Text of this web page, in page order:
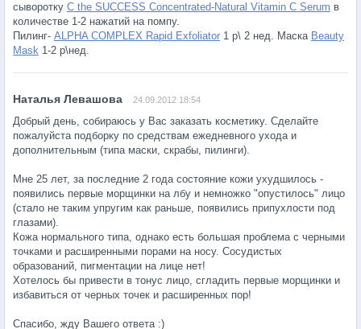
сыворотку C the SUCCESS Concentrated-Natural Vitamin C Serum в
количестве 1-2 нажатий на помпу.
Пилинг- ALPHA COMPLEX Rapid Exfoliator 1 р\ 2 нед. Маска Beauty
Mask 1-2 р\нед.
24.09.2012 18:54
Добрый день, собираюсь у Вас заказать косметику. Сделайте
пожалуйста подборку по средствам ежедневного ухода и
дополнительным (типа маски, скрабы, пилинги).
Мне 25 лет, за последние 2 года состояние кожи ухудшилось -
появились первые морщинки на лбу и немножко "опустилось" лицо
(стало не таким упругим как раньше, появились припухлости под
глазами).
Кожа нормального типа, однако есть большая проблема с черными
точками и расширенными порами на носу. Сосудистых
образований, пигментации на лице нет!
Хотелось бы привести в тонус лицо, сгладить первые морщинки и
избавиться от черных точек и расширенных пор!
Спасибо, жду Вашего ответа :)